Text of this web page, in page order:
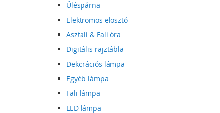
Üléspárna
Elektromos elosztó
Asztali & Fali óra
Digitális rajztábla
Dekorációs lámpa
Egyéb lámpa
Fali lámpa
LED lámpa